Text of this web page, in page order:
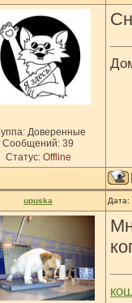
Доверенные
Сообщений: 39
Статус: Offline
upuska